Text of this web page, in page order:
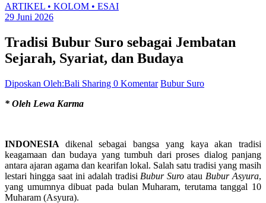
ARTIKEL • KOLOM • ESAI
29 Juni 2026
Tradisi Bubur Suro sebagai Jembatan
Sejarah, Syariat, dan Budaya
Diposkan Oleh:Bali Sharing 0 Komentar Bubur Suro
* Oleh Lewa Karma
INDONESIA dikenal sebagai bangsa yang kaya akan tradisi
keagamaan dan budaya yang tumbuh dari proses dialog panjang
antara ajaran agama dan kearifan lokal. Salah satu tradisi yang masih
lestari hingga saat ini adalah tradisi Bubur Suro atau Bubur Asyura,
yang umumnya dibuat pada bulan Muharam, terutama tanggal 10
Muharam (Asyura).